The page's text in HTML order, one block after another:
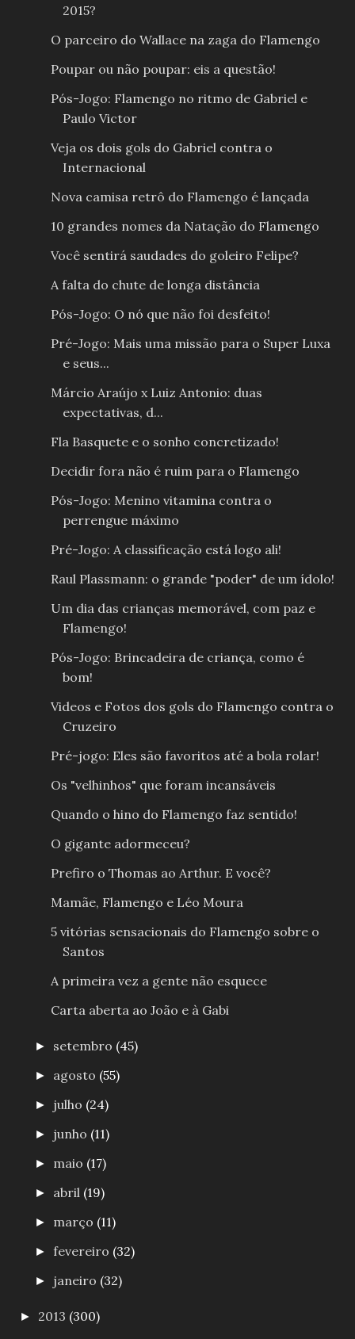
2015?
O parceiro do Wallace na zaga do Flamengo
Poupar ou não poupar: eis a questão!
Pós-Jogo: Flamengo no ritmo de Gabriel e
Paulo Victor
Veja os dois gols do Gabriel contra o
Internacional
Nova camisa retrô do Flamengo é lançada
10 grandes nomes da Natação do Flamengo
Você sentirá saudades do goleiro Felipe?
A falta do chute de longa distância
Pós-Jogo: O nó que não foi desfeito!
Pré-Jogo: Mais uma missão para o Super Luxa
e seus...
Márcio Araújo x Luiz Antonio: duas
expectativas, d...
Fla Basquete e o sonho concretizado!
Decidir fora não é ruim para o Flamengo
Pós-Jogo: Menino vitamina contra o
perrengue máximo
Pré-Jogo: A classificação está logo ali!
Raul Plassmann: o grande "poder" de um ídolo!
Um dia das crianças memorável, com paz e
Flamengo!
Pós-Jogo: Brincadeira de criança, como é
bom!
Videos e Fotos dos gols do Flamengo contra o
Cruzeiro
Pré-jogo: Eles são favoritos até a bola rolar!
Os "velhinhos" que foram incansáveis
Quando o hino do Flamengo faz sentido!
O gigante adormeceu?
Prefiro o Thomas ao Arthur. E você?
Mamãe, Flamengo e Léo Moura
5 vitórias sensacionais do Flamengo sobre o
Santos
A primeira vez a gente não esquece
Carta aberta ao João e à Gabi
► setembro (45)
► agosto (55)
► julho (24)
► junho (11)
► maio (17)
► abril (19)
► março (11)
►fevereiro (32)
► janeiro (32)
► 2013 (300)